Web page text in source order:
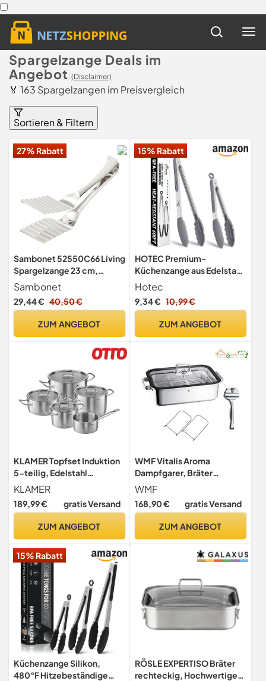
Spargelzange Deals im
Angebot (Disclaimer)
🏅 163 Spargelzangen im Preisvergleich
Sortieren & Filtern
27% Rabatt
Sambonet 52550C66 Living
Spargelzange 23 cm,
Edelstahl 18 x 10 cm
Sambonet
29,44 € 40,50 €
ZUM ANGEBOT
15% Rabatt
HOTEC Premium-
Küchenzange aus Edelstahl,
mit Verriegelung,
Kochzange mit
Silikonspitze, 2er-Set, 22,9
Zangen, Hellgrau
Hotec
9,34 € 10,99 €
ZUM ANGEBOT
KLAMER Topfset Induktion
5-teilig, Edelstahl
Kochtopf Set mit
Glasdeckel
KLAMER
189,99 € gratis Versand
ZUM ANGEBOT
WMF Vitalis Aroma
Dampfgarer, Bräter
Induktion, 41x27x10cm,
Auflaufform 6,5l,
Servierzange, Glasdeckel
Garblech, Schmortopf
WMF
168,90 € gratis Versand
ZUM ANGEBOT
15% Rabatt
Küchenzange Silikon,
480°F Hitzebeständige
RÖSLE EXPERTISO Bräter
rechteckig, Hochwertiger